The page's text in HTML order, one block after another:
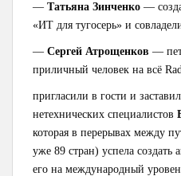
— Татьяна Зинченко —
«ИТ для тугосерь» и
— Сергей Атрощенков —
приличный человек на всё
пригласили в гости и
нетехнических специалистов
которая в перерывах между
уже 89 стран) успела создать
его на международный